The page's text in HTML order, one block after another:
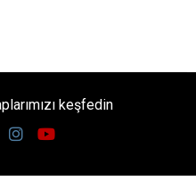
keşfedin